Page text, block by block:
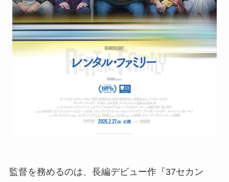
監督を務めるのは、長編デビュー作『37セカン